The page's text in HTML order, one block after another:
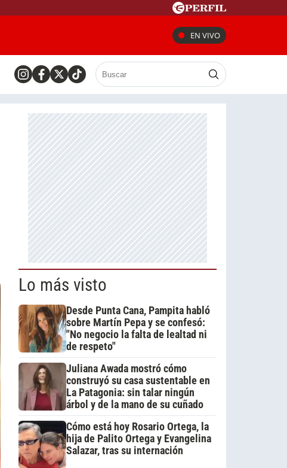
EN VIVO
Lo más visto
Desde Punta Cana, Pampita habló
sobre Martín Pepa y se confesó:
"No negocio la falta de lealtad ni
de respeto"
Juliana Awada mostró cómo
construyó su casa sustentable en
La Patagonia: sin talar ningún
árbol y de la mano de su cuñado
Cómo está hoy Rosario Ortega, la
hija de Palito Ortega y Evangelina
Salazar, tras su internación